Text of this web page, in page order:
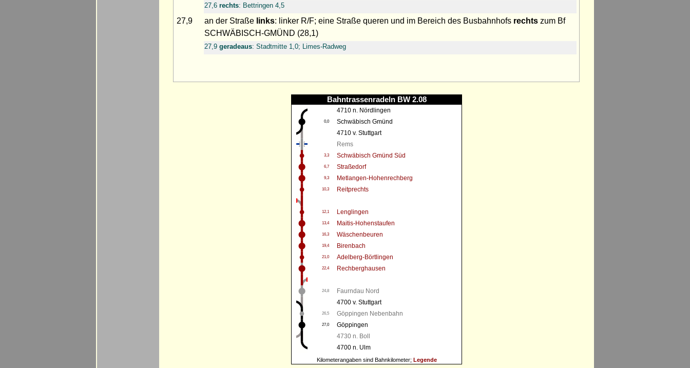
27,6 rechts: Bettringen 4,5
27,9 an der Straße links: linker R/F; eine Straße queren und im Bereich des Busbahnhofs rechts zum Bf
SCHWÄBISCH-GMÜND (28,1)
27,9 geradeaus: Stadtmitte 1,0; Limes-Radweg
Bahntrassenradeln BW 2.08
4710 n. Nördlingen
0,0
Schwäbisch Gmünd
4710 v. Stuttgart
Rems
3,3 Schwäbisch Gmünd Süd
6,7 Straßedorf
9,3 Metlangen-Hohenrechberg
10,3 Reitprechts
12,1 Lenglingen
13,4 Maitis-Hohenstaufen
16,3 Wäschenbeuren
19,4 Birenbach
21,0 Adelberg-Börtlingen
22,4 Rechberghausen
24,8
Faurndau Nord
4700 v. Stuttgart
26,5 Göppingen Nebenbahn
27,0
Göppingen
4730 n. Boll
4700 n. Ulm
Kilometerangaben sind Bahnkilometer; Legende